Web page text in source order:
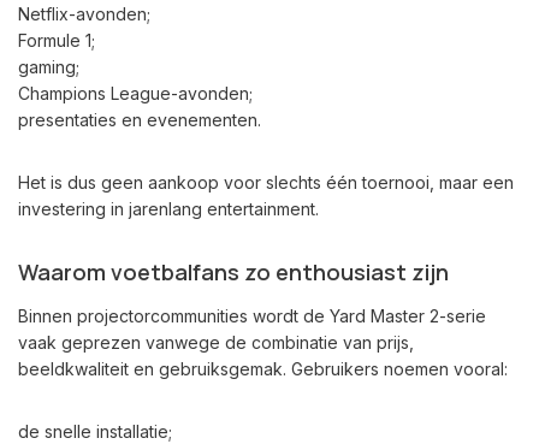
Netflix-avonden;
Formule 1;
gaming;
Champions League-avonden;
presentaties en evenementen.
Het is dus geen aankoop voor slechts één toernooi, maar een
investering in jarenlang entertainment.
Waarom voetbalfans zo enthousiast zijn
Binnen projectorcommunities wordt de Yard Master 2-serie
vaak geprezen vanwege de combinatie van prijs,
beeldkwaliteit en gebruiksgemak. Gebruikers noemen vooral:
de snelle installatie;